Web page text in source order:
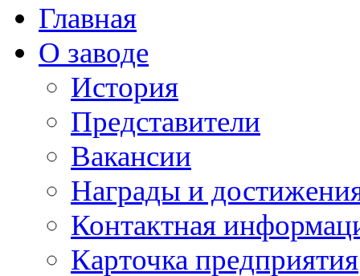
Главная
О заводе
История
Представители
Вакансии
Награды и
Контактная
Карточка предприятия